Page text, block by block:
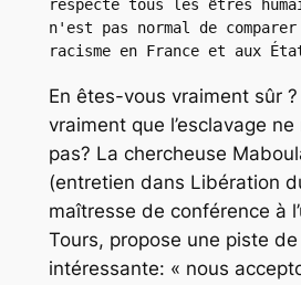
respecte tous les êtres
n'est pas normal de
racisme en France et aux
En êtes-vous vraiment sûr
vraiment que l’esclavage
pas? La chercheuse
(entretien dans Libération
maîtresse de conférence à
Tours, propose une piste
intéressante: « nous